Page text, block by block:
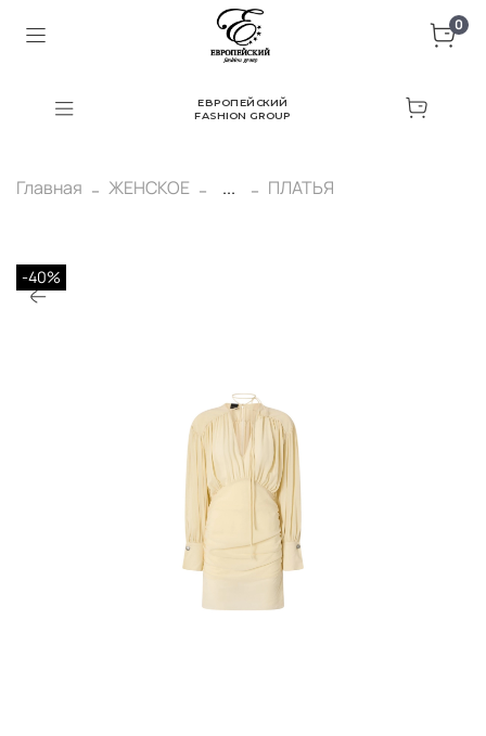
0
ЕВРОПЕЙСКИЙ
FASHION GROUP
Главная ЖЕНСКОЕ ... ПЛАТЬЯ
-40%